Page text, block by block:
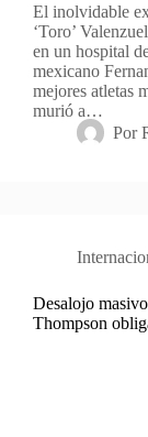
El inolvidable
‘Toro’
en un hospital
mexicano
mejores atletas
murió a…
Por
Desalojo
Thompson